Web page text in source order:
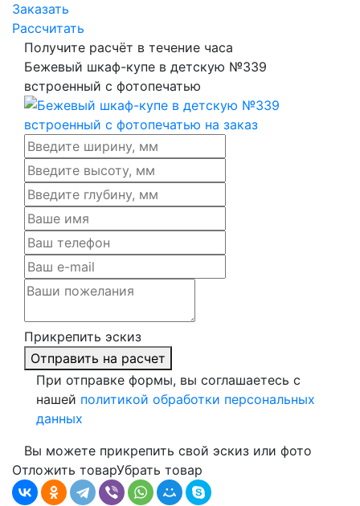
Заказать
Рассчитать
Получите расчёт в течение часа
Бежевый шкаф-купе в детскую №339
встроенный с фотопечатью
Прикрепить эскиз
Отправить на расчет
При отправке формы, вы соглашаетесь с
нашей политикой обработки персональных
данных
Вы можете прикрепить свой эскиз или фото
Отложить товарУбрать товар